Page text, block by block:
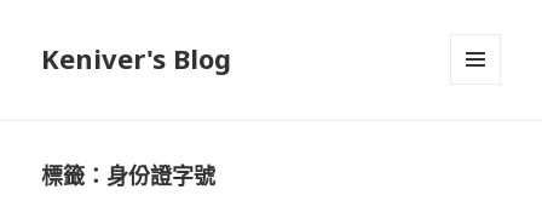
Keniver's Blog
標籤：身份證字號